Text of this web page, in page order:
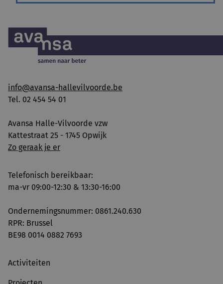
info@avansa-hallevilvoorde.be
Tel. 02 454 54 01
Avansa Halle-Vilvoorde vzw
Kattestraat 25 - 1745 Opwijk
Zo geraak je er
Telefonisch bereikbaar:
ma-vr 09:00-12:30 & 13:30-16:00
Ondernemingsnummer: 0861.240.630
RPR: Brussel
BE98 0014 0882 7693
Activiteiten